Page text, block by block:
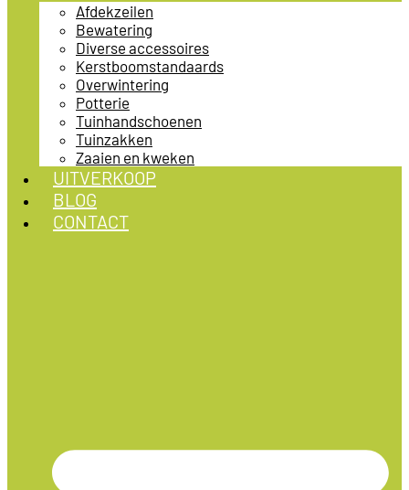
Afdekzeilen
Bewatering
Diverse accessoires
Kerstboomstandaards
Overwintering
Potterie
Tuinhandschoenen
Tuinzakken
Zaaien en kweken
UITVERKOOP
BLOG
CONTACT